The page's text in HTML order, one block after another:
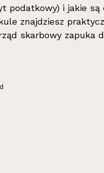
podatkowy) i jakie
znajdziesz
skarbowy zapuka